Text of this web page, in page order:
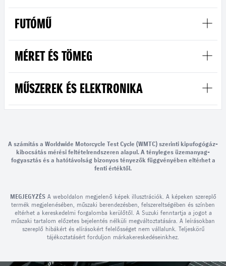
FUTÓMŰ
MÉRET ÉS TÖMEG
MŰSZEREK ÉS ELEKTRONIKA
A számítás a Worldwide Motorcycle Test Cycle (WMTC) szerinti kipufogógáz-
kibocsátás mérési feltételrendszeren alapul. A tényleges üzemanyag-
fogyasztás és a hatótávolság bizonyos tényezők függvényében eltérhet a
fenti értéktől.
MEGJEGYZÉSA weboldalon megjelenő képek illusztrációk. A képeken szereplő
termék megjelenésében, műszaki berendezésben, felszereltségében és színben
eltérhet a kereskedelmi forgalomba kerülőtől. A Suzuki fenntartja a jogot a
műszaki tartalom előzetes bejelentés nélküli megváltoztatására. A leírásokban
szereplő hibákért és elírásokért felelősséget nem vállalunk. Teljeskörű
tájékoztatásért forduljon márkakereskedéseinkhez.